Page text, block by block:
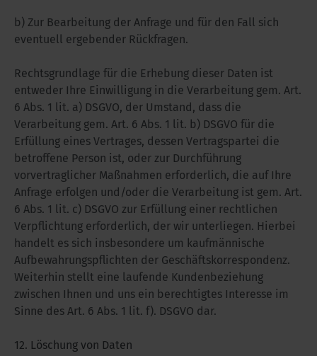
b) Zur Bearbeitung der Anfrage und für den Fall sich
eventuell ergebender Rückfragen.
Rechtsgrundlage für die Erhebung dieser Daten ist
entweder Ihre Einwilligung in die Verarbeitung gem. Art.
6 Abs. 1 lit. a) DSGVO, der Umstand, dass die
Verarbeitung gem. Art. 6 Abs. 1 lit. b) DSGVO für die
Erfüllung eines Vertrages, dessen Vertragspartei die
betroffene Person ist, oder zur Durchführung
vorvertraglicher Maßnahmen erforderlich, die auf Ihre
Anfrage erfolgen und/oder die Verarbeitung ist gem. Art.
6 Abs. 1 lit. c) DSGVO zur Erfüllung einer rechtlichen
Verpflichtung erforderlich, der wir unterliegen. Hierbei
handelt es sich insbesondere um kaufmännische
Aufbewahrungspflichten der Geschäftskorrespondenz.
Weiterhin stellt eine laufende Kundenbeziehung
zwischen Ihnen und uns ein berechtigtes Interesse im
Sinne des Art. 6 Abs. 1 lit. f). DSGVO dar.
12. Löschung von Daten